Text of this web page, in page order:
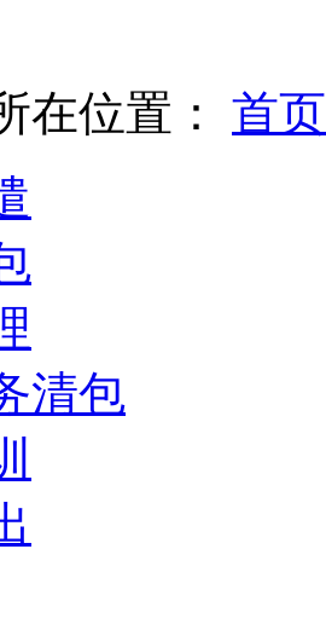
在位置：
首页
清包